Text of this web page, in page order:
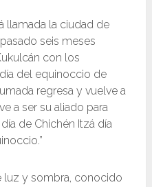
llamada la ciudad de
seis meses
con los
del equinoccio de
regresa y vuelve a
a ser su aliado para
de Chichén Itzá día
luz y sombra, conocido